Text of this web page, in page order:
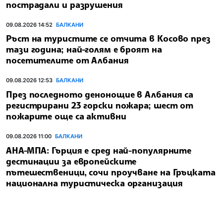
пострадали и разрушения
09.08.2026 14:52 БАЛКАНИ
Ръст на туристите се отчита в Косово през
тази година; най-голям е броят на
посетителите от Албания
09.08.2026 12:53 БАЛКАНИ
През последното денонощие в Албания са
регистрирани 23 горски пожара; шест от
пожарите още са активни
09.08.2026 11:00 БАЛКАНИ
АНА-МПА: Гърция е сред най-популярните
дестинации за европейските
пътешественици, сочи проучване на Гръцката
национална туристическа организация